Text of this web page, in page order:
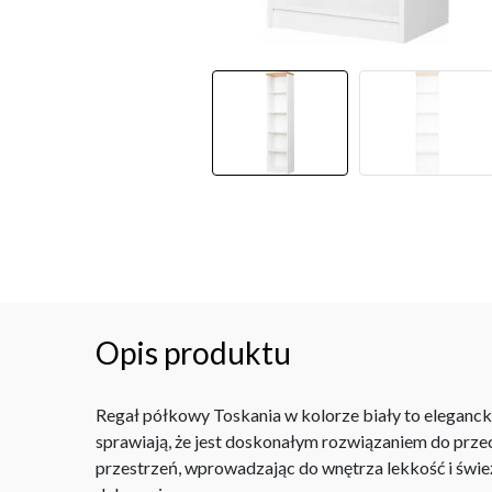
Opis produktu
Regał półkowy Toskania w kolorze biały to
sprawiają, że jest doskonałym rozwiązaniem do
przestrzeń, wprowadzając do wnętrza lekkość i